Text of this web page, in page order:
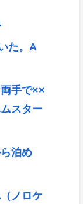
た。A
手で××
スター
泊め
ノロケ